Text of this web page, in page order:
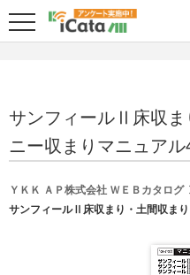
サンフィールⅡ床収ま
ニー収まりマニュアル
ＹＫＫ ＡＰ株式会社 ＷＥＢカタログ
サンフィールⅡ床収まり・土間収ま